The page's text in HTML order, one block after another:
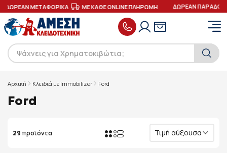
ΜΕΤΑΦΟΡΙΚΑ ΜΕ ΚΑΘΕ ONLINE ΠΛΗΡΩΜΗ ΔΩΡΕΑΝ ΠΑΡΑΔΟΣΗ
Αρχική Κλειδιά με Immobilizer Ford
Ford
29 προϊόντα Τιμή αύξουσα